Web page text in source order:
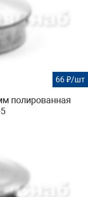
66 ₽/шт
полированная